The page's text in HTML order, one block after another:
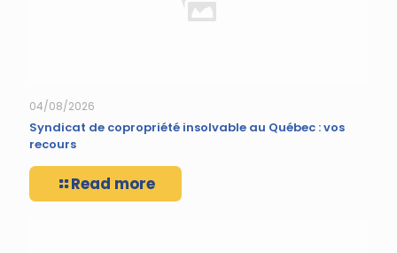
04/08/2026
Syndicat de copropriété insolvable au Québec : vos
recours
Read more